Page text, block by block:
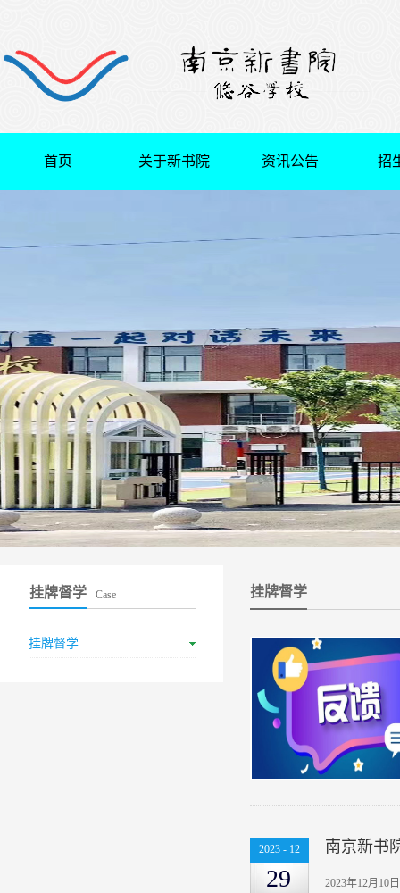
首页 关于新书院 资讯公告 招
挂牌督学 Case
挂牌督学
挂牌督学
南京新书
2023 - 12
29
2023年12月10